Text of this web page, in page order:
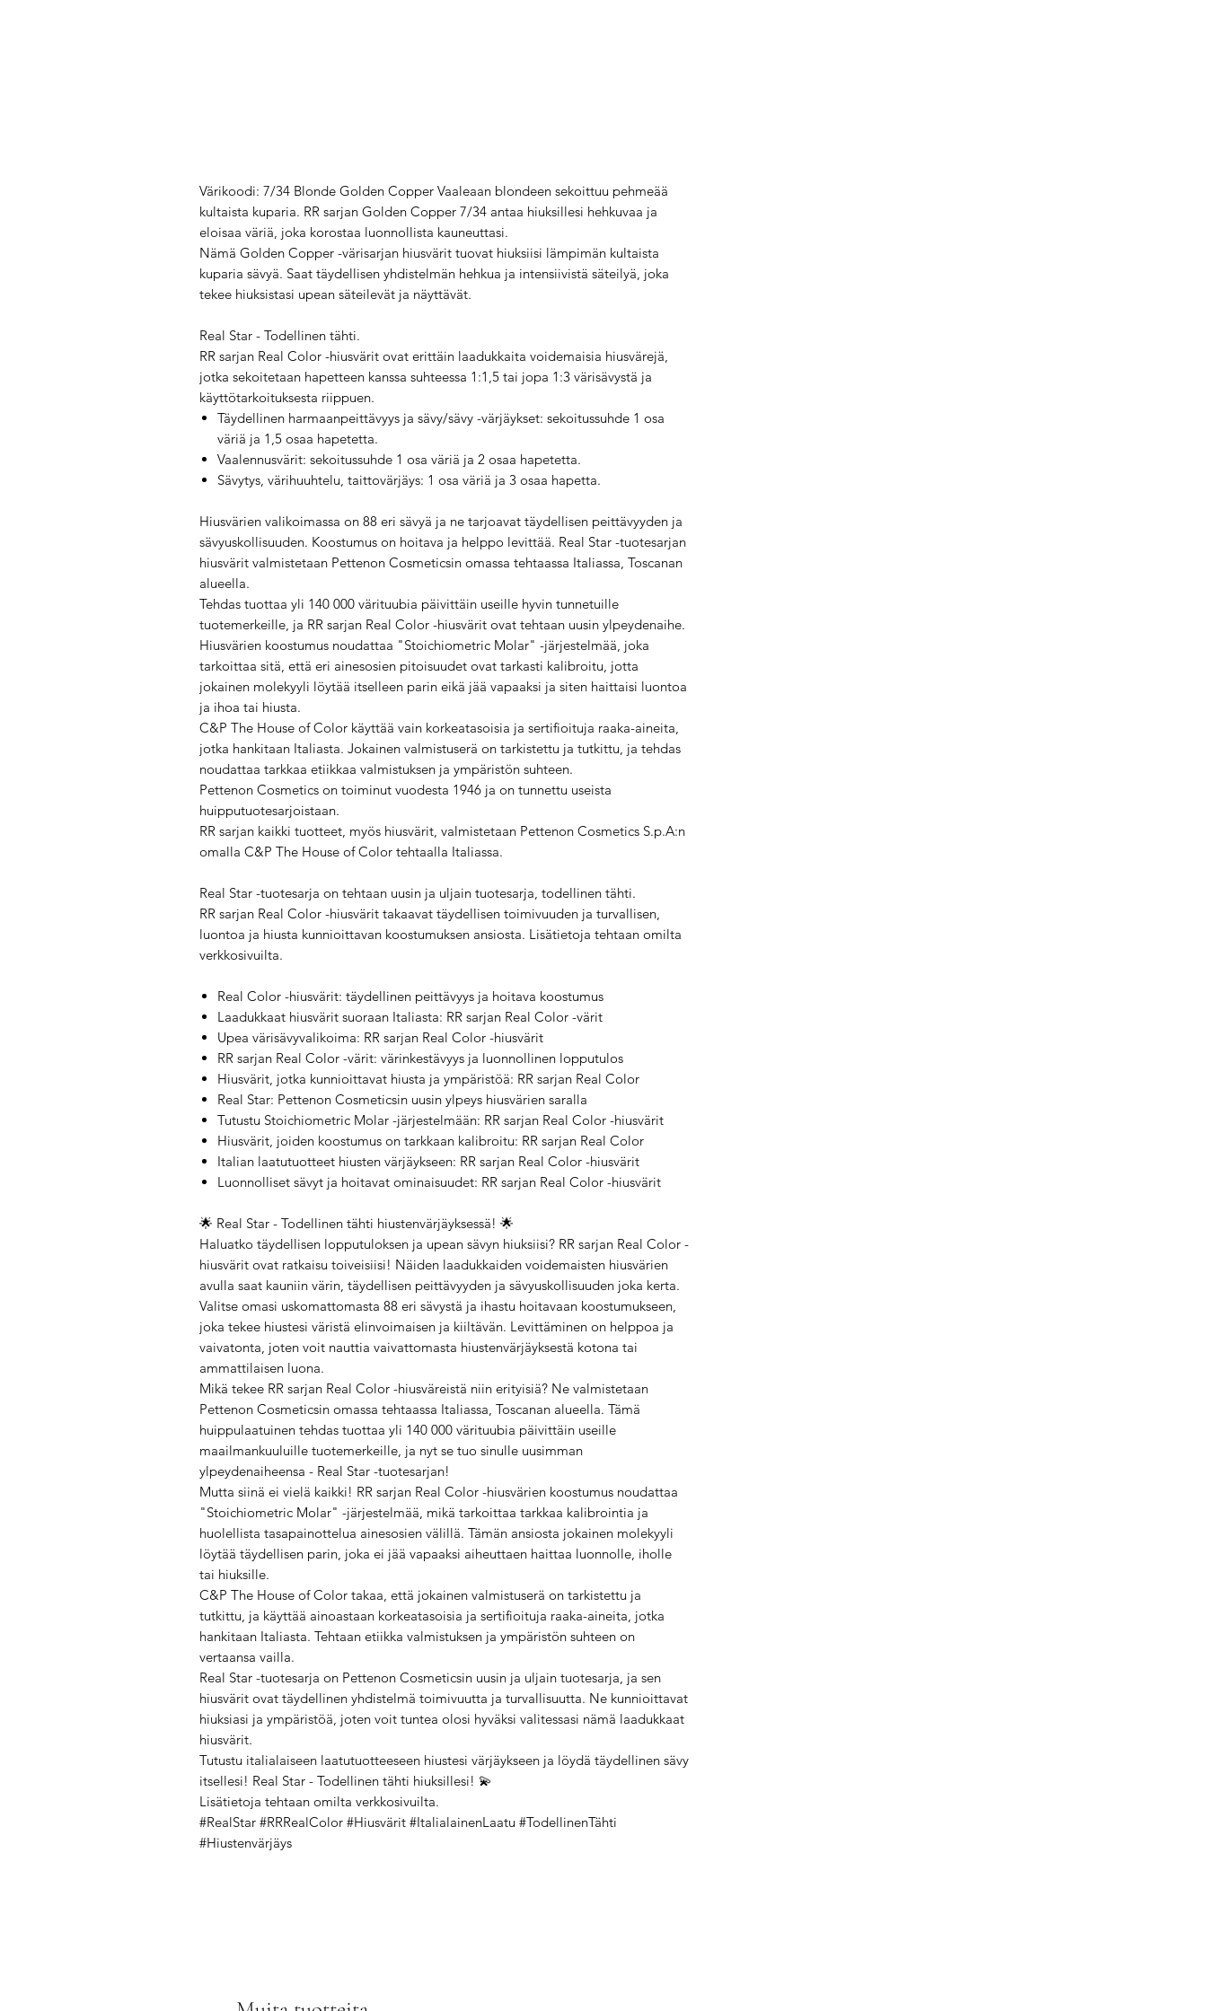
Värikoodi: 7/34 Blonde Golden Copper Vaaleaan blondeen sekoittuu pehmeää
kultaista kuparia. RR sarjan Golden Copper 7/34 antaa hiuksillesi hehkuvaa ja
eloisaa väriä, joka korostaa luonnollista kauneuttasi.
Nämä Golden Copper -värisarjan hiusvärit tuovat hiuksiisi lämpimän kultaista
kuparia sävyä. Saat täydellisen yhdistelmän hehkua ja intensiivistä säteilyä, joka
tekee hiuksistasi upean säteilevät ja näyttävät.
Real Star - Todellinen tähti.
RR sarjan Real Color -hiusvärit ovat erittäin laadukkaita voidemaisia hiusvärejä,
jotka sekoitetaan hapetteen kanssa suhteessa 1:1,5 tai jopa 1:3 värisävystä ja
käyttötarkoituksesta riippuen.
Täydellinen harmaanpeittävyys ja sävy/sävy -värjäykset: sekoitussuhde 1 osa
väriä ja 1,5 osaa hapetetta.
Vaalennusvärit: sekoitussuhde 1 osa väriä ja 2 osaa hapetetta.
Sävytys, värihuuhtelu, taittovärjäys: 1 osa väriä ja 3 osaa hapetta.
Hiusvärien valikoimassa on 88 eri sävyä ja ne tarjoavat täydellisen peittävyyden ja
sävyuskollisuuden. Koostumus on hoitava ja helppo levittää. Real Star -tuotesarjan
hiusvärit valmistetaan Pettenon Cosmeticsin omassa tehtaassa Italiassa, Toscanan
alueella.
Tehdas tuottaa yli 140 000 värituubia päivittäin useille hyvin tunnetuille
tuotemerkeille, ja RR sarjan Real Color -hiusvärit ovat tehtaan uusin ylpeydenaihe.
Hiusvärien koostumus noudattaa "Stoichiometric Molar" -järjestelmää, joka
tarkoittaa sitä, että eri ainesosien pitoisuudet ovat tarkasti kalibroitu, jotta
jokainen molekyyli löytää itselleen parin eikä jää vapaaksi ja siten haittaisi luontoa
ja ihoa tai hiusta.
C&P The House of Color käyttää vain korkeatasoisia ja sertifioituja raaka-aineita,
jotka hankitaan Italiasta. Jokainen valmistuserä on tarkistettu ja tutkittu, ja tehdas
noudattaa tarkkaa etiikkaa valmistuksen ja ympäristön suhteen.
Pettenon Cosmetics on toiminut vuodesta 1946 ja on tunnettu useista
huipputuotesarjoistaan.
RR sarjan kaikki tuotteet, myös hiusvärit, valmistetaan Pettenon Cosmetics S.p.A:n
omalla C&P The House of Color tehtaalla Italiassa.
Real Star -tuotesarja on tehtaan uusin ja uljain tuotesarja, todellinen tähti.
RR sarjan Real Color -hiusvärit takaavat täydellisen toimivuuden ja turvallisen,
luontoa ja hiusta kunnioittavan koostumuksen ansiosta. Lisätietoja tehtaan omilta
verkkosivuilta.
Real Color -hiusvärit: täydellinen peittävyys ja hoitava koostumus
Laadukkaat hiusvärit suoraan Italiasta: RR sarjan Real Color -värit
Upea värisävyvalikoima: RR sarjan Real Color -hiusvärit
RR sarjan Real Color -värit: värinkestävyys ja luonnollinen lopputulos
Hiusvärit, jotka kunnioittavat hiusta ja ympäristöä: RR sarjan Real Color
Real Star: Pettenon Cosmeticsin uusin ylpeys hiusvärien saralla
Tutustu Stoichiometric Molar -järjestelmään: RR sarjan Real Color -hiusvärit
Hiusvärit, joiden koostumus on tarkkaan kalibroitu: RR sarjan Real Color
Italian laatutuotteet hiusten värjäykseen: RR sarjan Real Color -hiusvärit
Luonnolliset sävyt ja hoitavat ominaisuudet: RR sarjan Real Color -hiusvärit
🌟 Real Star - Todellinen tähti hiustenvärjäyksessä! 🌟
Haluatko täydellisen lopputuloksen ja upean sävyn hiuksiisi? RR sarjan Real Color -
hiusvärit ovat ratkaisu toiveisiisi! Näiden laadukkaiden voidemaisten hiusvärien
avulla saat kauniin värin, täydellisen peittävyyden ja sävyuskollisuuden joka kerta.
Valitse omasi uskomattomasta 88 eri sävystä ja ihastu hoitavaan koostumukseen,
joka tekee hiustesi väristä elinvoimaisen ja kiiltävän. Levittäminen on helppoa ja
vaivatonta, joten voit nauttia vaivattomasta hiustenvärjäyksestä kotona tai
ammattilaisen luona.
Mikä tekee RR sarjan Real Color -hiusväreistä niin erityisiä? Ne valmistetaan
Pettenon Cosmeticsin omassa tehtaassa Italiassa, Toscanan alueella. Tämä
huippulaatuinen tehdas tuottaa yli 140 000 värituubia päivittäin useille
maailmankuuluille tuotemerkeille, ja nyt se tuo sinulle uusimman
ylpeydenaiheensa - Real Star -tuotesarjan!
Mutta siinä ei vielä kaikki! RR sarjan Real Color -hiusvärien koostumus noudattaa
"Stoichiometric Molar" -järjestelmää, mikä tarkoittaa tarkkaa kalibrointia ja
huolellista tasapainottelua ainesosien välillä. Tämän ansiosta jokainen molekyyli
löytää täydellisen parin, joka ei jää vapaaksi aiheuttaen haittaa luonnolle, iholle
tai hiuksille.
C&P The House of Color takaa, että jokainen valmistuserä on tarkistettu ja
tutkittu, ja käyttää ainoastaan korkeatasoisia ja sertifioituja raaka-aineita, jotka
hankitaan Italiasta. Tehtaan etiikka valmistuksen ja ympäristön suhteen on
vertaansa vailla.
Real Star -tuotesarja on Pettenon Cosmeticsin uusin ja uljain tuotesarja, ja sen
hiusvärit ovat täydellinen yhdistelmä toimivuutta ja turvallisuutta. Ne kunnioittavat
hiuksiasi ja ympäristöä, joten voit tuntea olosi hyväksi valitessasi nämä laadukkaat
hiusvärit.
Tutustu italialaiseen laatutuotteeseen hiustesi värjäykseen ja löydä täydellinen sävy
itsellesi! Real Star - Todellinen tähti hiuksillesi! 💫
Lisätietoja tehtaan omilta verkkosivuilta.
#RealStar #RRRealColor #Hiusvärit #ItalialainenLaatu #TodellinenTähti
#Hiustenvärjäys